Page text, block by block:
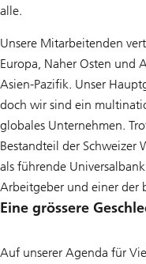
alle.
Unsere Mitarbeitenden
Europa, Naher Osten und
Asien-Pazifik. Unser
doch wir sind ein
globales Unternehmen.
Bestandteil der Schweizer
als führende
Arbeitgeber und einer der
Eine grössere
Auf unserer Agenda für